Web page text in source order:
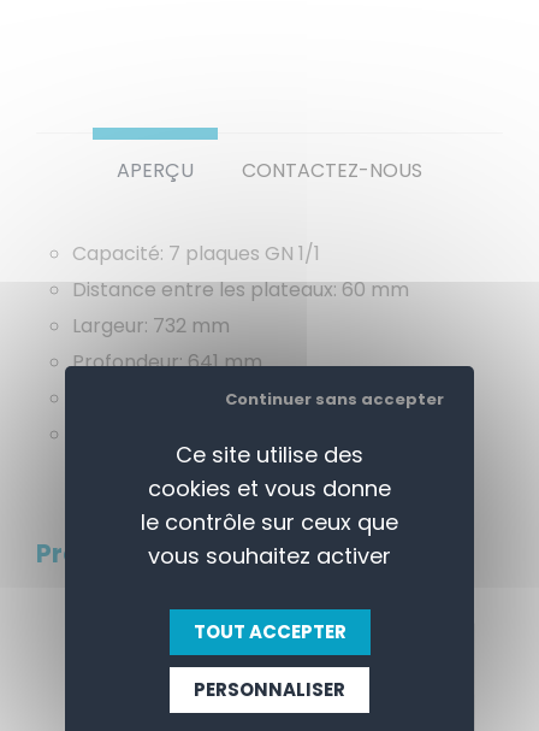
APERÇU CONTACTEZ-NOUS
Capacité: 7 plaques GN 1/1
Distance entre les plateaux:60 mm
Largeur: 732 mm
Profondeur:641 mm
888 mm
Produits connexes
Ce site utilise des
cookies et vous donne
le contrôle sur ceux que
vous souhaitez activer
TOUT ACCEPTER
Continuer sans accepter
PERSONNALISER